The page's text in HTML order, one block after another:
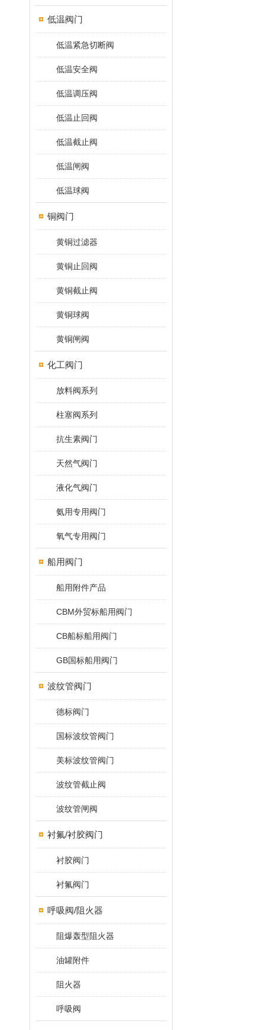
低温阀门
低温紧急切断阀
低温安全阀
低温调压阀
低温止回阀
低温截止阀
低温闸阀
低温球阀
铜阀门
黄铜过滤器
黄铜止回阀
黄铜截止阀
黄铜球阀
黄铜闸阀
化工阀门
放料阀系列
柱塞阀系列
抗生素阀门
天然气阀门
液化气阀门
氨用专用阀门
氧气专用阀门
船用阀门
船用附件产品
CBM外贸标船用阀门
CB船标船用阀门
GB国标船用阀门
波纹管阀门
德标阀门
国标波纹管阀门
美标波纹管阀门
波纹管截止阀
波纹管闸阀
衬氟/衬胶阀门
衬胶阀门
衬氟阀门
呼吸阀/阻火器
阻爆轰型阻火器
油罐附件
阻火器
呼吸阀